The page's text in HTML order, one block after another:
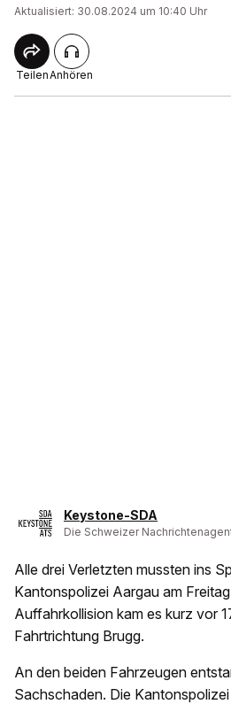
Aktualisiert: 30.08.2024 um 10:40 Uhr
TeilenAnhören
Keystone-SDA
Die Schweizer
Alle drei Verletzten mussten ins
Kantonspolizei Aargau am
Auffahrkollision kam es kurz vor
Fahrtrichtung Brugg.
An den beiden Fahrzeugen
Sachschaden. Die